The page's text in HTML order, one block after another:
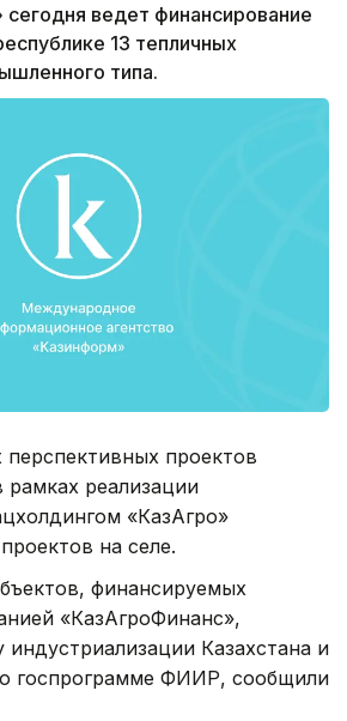
ведет финансирование
13 тепличных
типа.
проектов
рамках реализации
«КазАгро»
на селе.
финансируемых
«КазАгроФинанс»,
Казахстана и
госпрограмме ФИИР, сообщили